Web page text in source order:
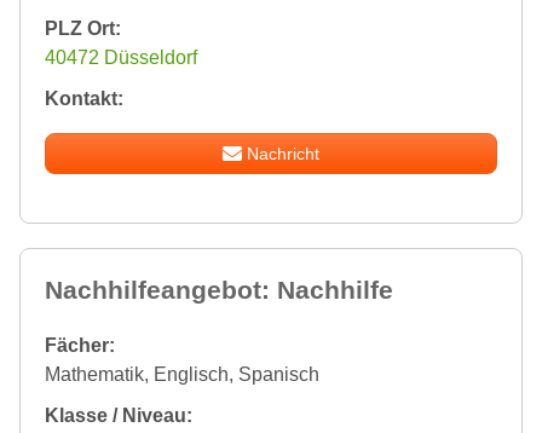
PLZ Ort:
40472 Düsseldorf
Kontakt:
Nachricht
Nachhilfeangebot: Nachhilfe
Fächer:
Mathematik, Englisch, Spanisch
Klasse / Niveau: